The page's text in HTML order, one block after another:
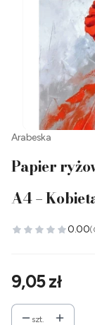
Arabeska
Papier
A4 –
0.00
Cena
9,05 zł
szt.